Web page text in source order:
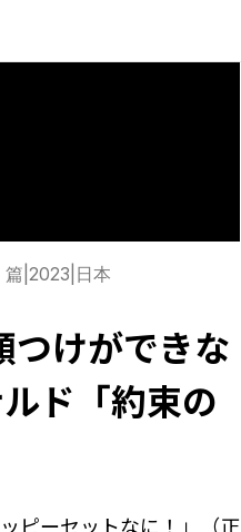
篇 2023 日本
つけができな
ド「約束の
ピーセットなに！」（正